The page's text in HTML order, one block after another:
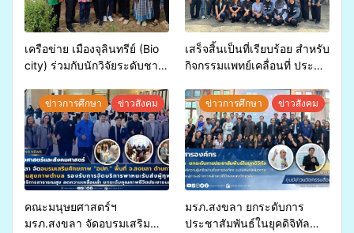
เครือข่าย เมืองจุลินทรีย์ (Bio
city) ร่วมกับนักวิจัยระดับชาติ
ประโยชน์จากสาหร่ายและ
เห็ดไมคอร์ไรซาสำหรับปลูกไม้
มีค่า-พืชเศรษฐกิจ”
เสร็จสิ้นเป็นที่เรียบร้อย สำหรับ
กิจกรรมแพทย์เคลื่อนที่ ประจำ
สุขภาพแก่ประชาชนในพื้นที่
อำเภอจะนะ
ข่าวการศึกษา ข่าวสังคม
คณะมนุษยศาสตร์ฯ
มรภ.สงขลา จัดอบรมเสริม
ข่าวการศึกษา ข่าวสังคม
มรภ.สงขลา ยกระดับการ
ประชาสัมพันธ์ในยุคดิจิทัล